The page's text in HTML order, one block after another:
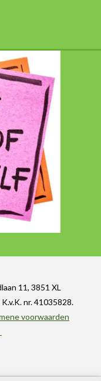
11, 3851 XL
K.v.K. nr. 41035828.
voorwaarden